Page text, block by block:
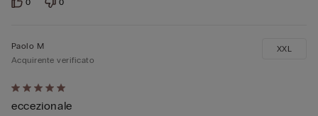
0 0
Valutato
5
Paolo M
Acquirente verificato
eccezionale
XXL